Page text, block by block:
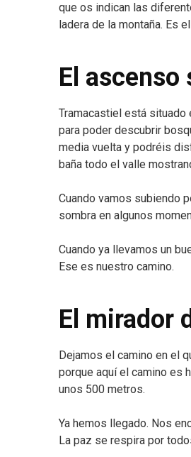
que os indican las
ladera de la montaña. Es
El ascenso
Tramacastiel está situado
para poder descubrir
media vuelta y podréis
baña todo el valle
Cuando vamos subiendo
sombra en algunos
Cuando ya llevamos un
Ese es nuestro camino.
El mirador
Dejamos el camino en el
porque aquí el camino es
unos 500 metros.
Ya hemos llegado. Nos
La paz se respira por